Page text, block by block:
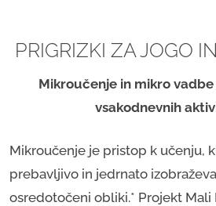
PRIGRIZKI ZA JOGO
Mikroučenje in mikro vadbe
vsakodnevnih
Mikroučenje je pristop k učenju,
prebavljivo in jedrnato
osredotočeni obliki.* Projekt Mali